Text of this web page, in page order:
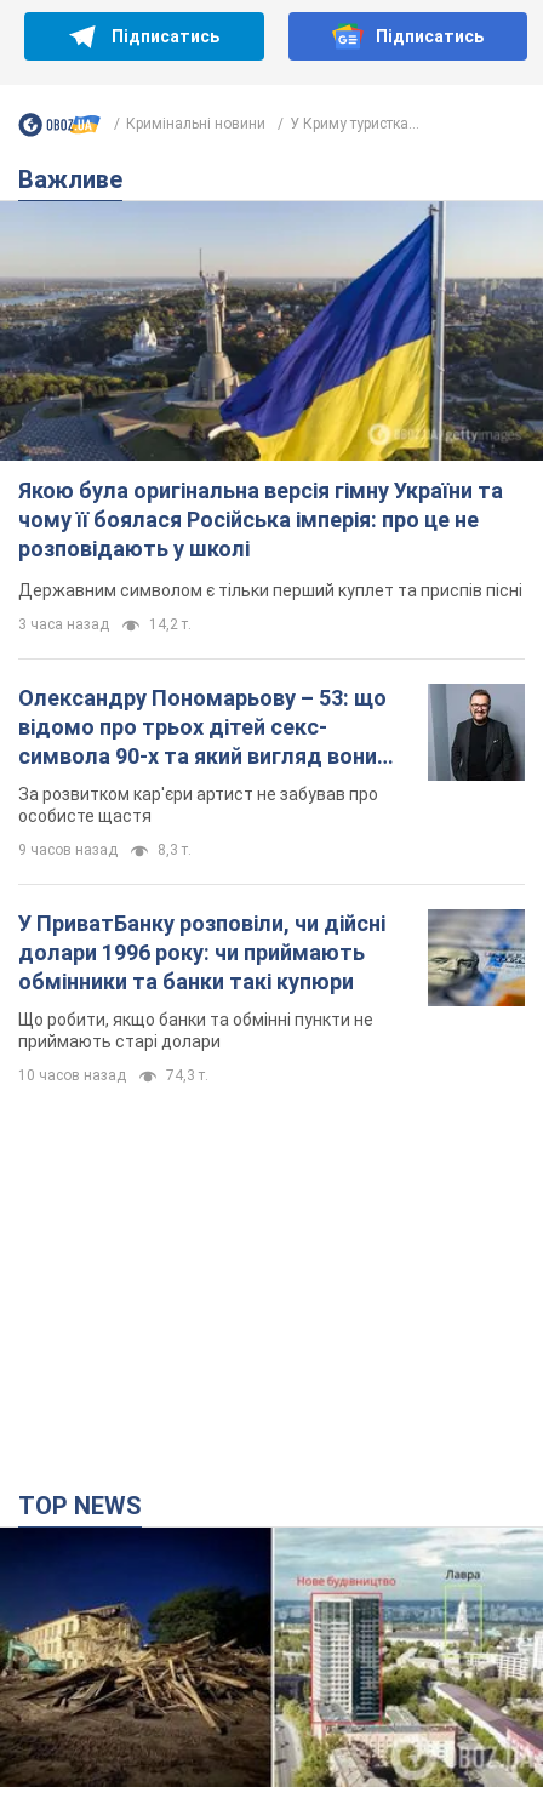
Підписатись Підписатись
Кримінальні новини У Криму туристка...
Важливе
Якою була оригінальна версія гімну України та
чому її боялася Російська імперія: про це не
розповідають у школі
Державним символом є тільки перший куплет та приспів пісні
3 часа назад 14,2 т.
Олександру Пономарьову – 53: що
відомо про трьох дітей секс-
символа 90-х та який вигляд вони
мають
За розвитком кар'єри артист не забував про
особисте щастя
9 часов назад 8,3 т.
У ПриватБанку розповіли, чи дійсні
долари 1996 року: чи приймають
обмінники та банки такі купюри
Що робити, якщо банки та обмінні пункти не
приймають старі долари
10 часов назад 74,3 т.
TOP NEWS